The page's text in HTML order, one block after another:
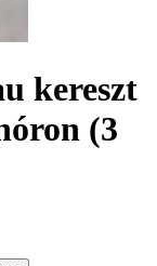
kereszt
(3